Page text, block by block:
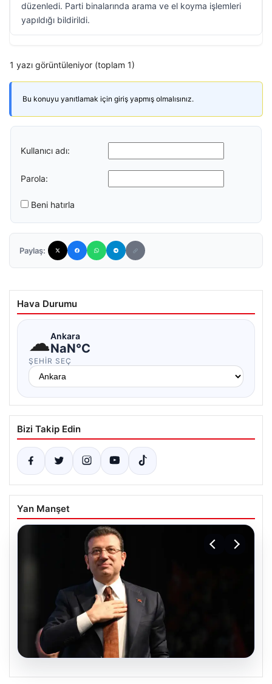
düzenledi. Parti binalarında arama ve el koyma işlemleri
yapıldığı bildirildi.
1 yazı görüntüleniyor (toplam 1)
Bu konuyu yanıtlamak için giriş yapmış olmalısınız.
Kullanıcı adı:
Parola:
Beni hatırla
Paylaş:
Hava Durumu
☁Ankara
NaN°C
ŞEHIR SEÇ
Bizi Takip Edin
Yan Manşet
06.08.2026